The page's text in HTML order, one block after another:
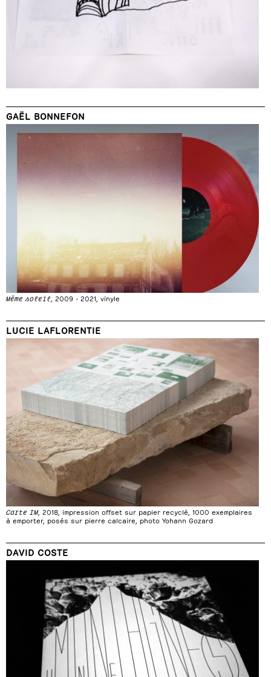
GAËL BONNEFON
Même soleil , 2009 - 2021, vinyle
LUCIE LAFLORENTIE
Carte IM, 2018, impression offset sur papier recyclé, 1000 exemplaires
à emporter, posés sur pierre calcaire, photo Yohann Gozard
DAVID COSTE